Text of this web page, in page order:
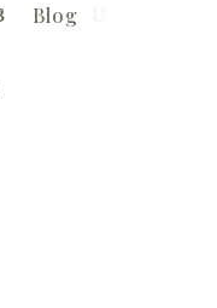
Blog